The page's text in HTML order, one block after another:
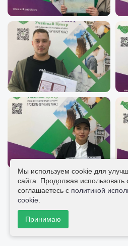
Мы используем cookie для
сайта. Продолжая использовать
соглашаетесь с политикой
cookie
Принимаю